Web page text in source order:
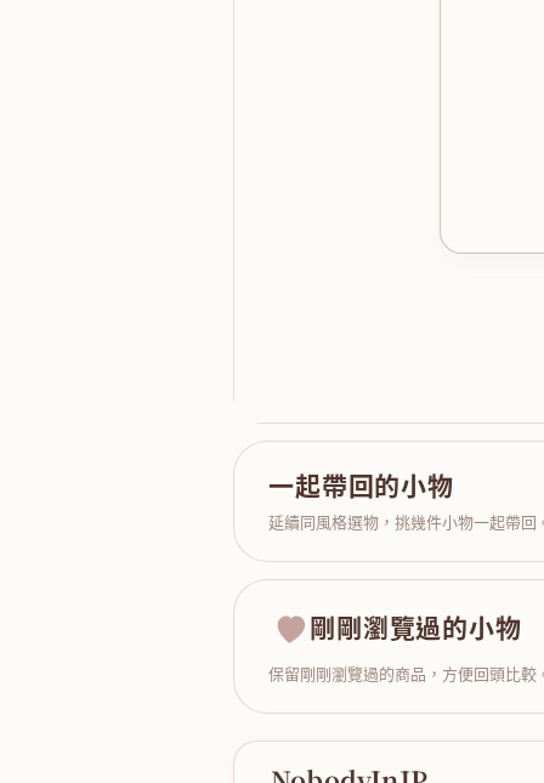
一起帶回的小物
延續同風格選物，挑幾件小物一起帶回
剛剛瀏覽過的小物
保留剛剛瀏覽過的商品，方便回頭比較